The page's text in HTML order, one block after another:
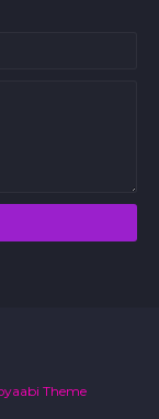
Theme